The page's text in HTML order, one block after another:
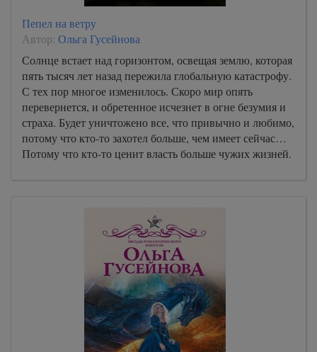
Пепел на ветру
Автор: Ольга Гусейнова
Солнце встает над горизонтом, освещая землю, которая
пять тысяч лет назад пережила глобальную катастрофу.
С тех пор многое изменилось. Скоро мир опять
перевернется, и обретенное исчезнет в огне безумия и
страха. Будет уничтожено все, что привычно и любимо,
потому что кто-то захотел больше, чем имеет сейчас…
Потому что кто-то ценит власть больше чужих жизней.